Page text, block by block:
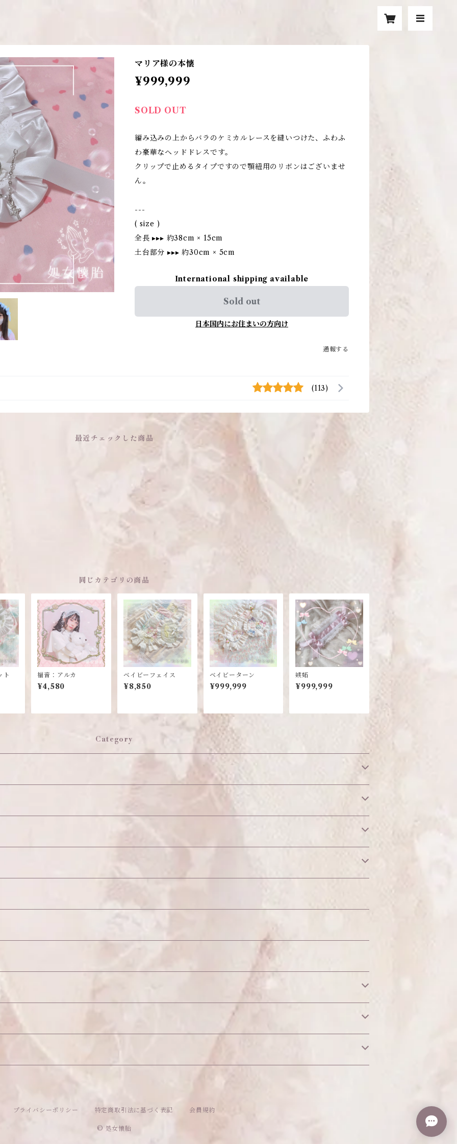
マリア様の本懐
¥999,999
SOLD OUT
編み込みの上からバラのケミカルレースを縫いつけた、ふわふ
わ豪華なヘッドドレスです。
クリップで止めるタイプですので顎紐用のリボンはございませ
ん。
---
( size )
全長 ▸▸▸ 約38cm × 15cm
土台部分 ▸▸▸ 約30cm × 5cm
International shipping available
Sold out
日本国内にお住まいの方向け
通報する
(113)
最近チェックした商品
同じカテゴリの商品
ト 福音：アルカ
¥4,580
ベイビーフェイス
¥8,850
ベイビーターン
¥999,999
嫉妬
¥999,999
Category
プライバシーポリシー 特定商取引法に基づく表記 会員規約
© 処女懐胎